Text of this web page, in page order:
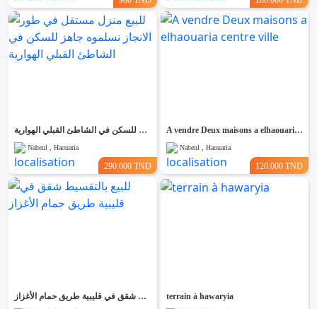
للبيع منزل مستقل في طور الانجاز نسلموه جاهز للسكن في الشاطئ القبلي الهوارية
Nabeul , Haouaria
290.000 TND
A vendre Deux maisons a elhaouaria centre ville
Nabeul , Haouaria
120.000 TND
للبيع بالتقسيط شقق في قليبية طريق حمام الأغزاز terrain à hawaryia